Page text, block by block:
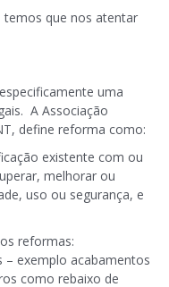
temos que nos atentar
uma
A Associação
define reforma como:
existente com ou
melhorar ou
uso ou segurança, e
reformas:
exemplo acabamentos
como rebaixo de